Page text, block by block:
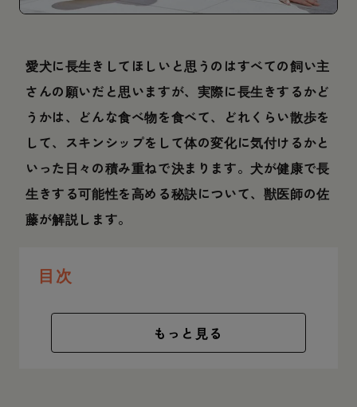
愛犬に長生きしてほしいと思うのはすべての飼い主
さんの願いだと思いますが、実際に長生きするかど
うかは、どんな食べ物を食べて、どれくらい散歩を
して、スキンシップをして体の変化に気付けるかと
いった日々の積み重ねで決まります。犬が健康で長
生きする可能性を高める秘訣について、獣医師の佐
藤が解説します。
目次
もっと見る